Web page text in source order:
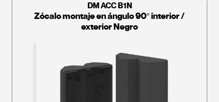
DM ACC B1N
Zócalo montaje en ángulo 90º interior /
exterior Negro